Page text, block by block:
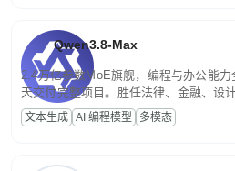
Qwen3.8-Max
2.4万亿参数MoE旗舰，编程与办公能
天交付完整项目。胜任法律、金融、设
话端到端交付生产级成果。原生视觉理
程，支持超长文档与长视频的深度语义
文本生成 AI 编程模型 多模态